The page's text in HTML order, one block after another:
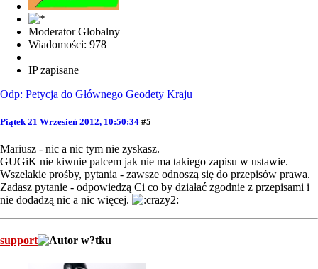
Moderator Globalny
Wiadomości: 978
IP zapisane
Odp: Petycja do Głównego Geodety Kraju
Piątek 21 Wrzesień 2012, 10:50:34 #5
Mariusz - nic a nic tym nie zyskasz.
GUGiK nie kiwnie palcem jak nie ma takiego zapisu w ustawie.
Wszelakie prośby, pytania - zawsze odnoszą się do przepisów prawa.
Zadasz pytanie - odpowiedzą Ci co by działać zgodnie z przepisami i
nie dodadzą nic a nic więcej.
support